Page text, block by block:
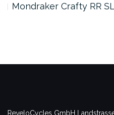
Mondraker Crafty RR
ReveloCycles GmbH